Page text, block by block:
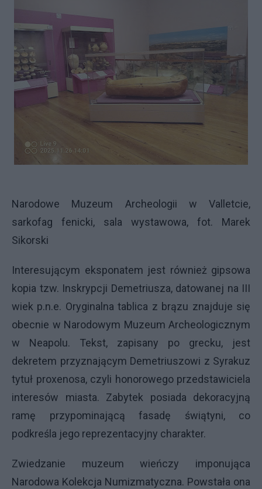
Narodowe Muzeum Archeologii w Valletcie,
sarkofag fenicki, sala wystawowa, fot. Marek
Sikorski
Interesującym eksponatem jest również gipsowa
kopia tzw. Inskrypcji Demetriusza, datowanej na III
wiek p.n.e. Oryginalna tablica z brązu znajduje się
obecnie w Narodowym Muzeum Archeologicznym
w Neapolu. Tekst, zapisany po grecku, jest
dekretem przyznającym Demetriuszowi z Syrakuz
tytuł proxenosa, czyli honorowego przedstawiciela
interesów miasta. Zabytek posiada dekoracyjną
ramę przypominającą fasadę świątyni, co
podkreśla jego reprezentacyjny charakter.
Zwiedzanie muzeum wieńczy imponująca
Narodowa Kolekcja Numizmatyczna. Powstała ona